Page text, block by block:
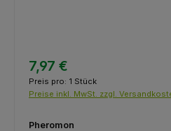
7,97 €
Preis pro: 1 Stück
Preise inkl. MwSt. zzgl.
Pheromon